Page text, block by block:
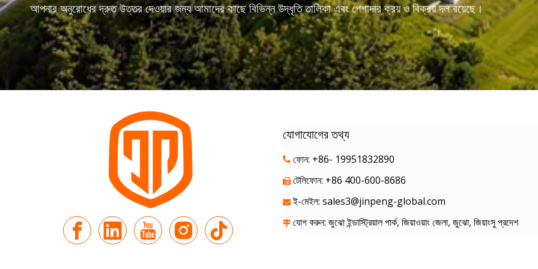
আপনার অনুরোধের দ্রুত উত্তর দেওয়ার জন্য আমাদের কাছে বিভিন্ন উদ্ধৃতি তালিকা এবং পেশাদার ক্রয় ও বিক্রয় দল রয়েছে।
যোগাযোগের তথ্য
 ফোন: +86- 19951832890
 টেলিফোন: +86 400-600-8686
 ই-মেইল:sales3@jinpeng-global.com
 যোগ করুন: জুঝো ইন্ডাস্ট্রিয়াল পার্ক, জিয়াওয়াং জেলা, জুঝো, জিয়াংসু প্রদেশ